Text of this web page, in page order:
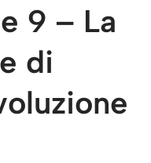
9 – La
di